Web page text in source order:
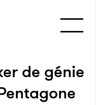
de génie